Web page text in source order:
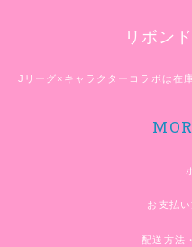
リボン
Jリーグ×キャラクターコラボは在
お支払
配送方法